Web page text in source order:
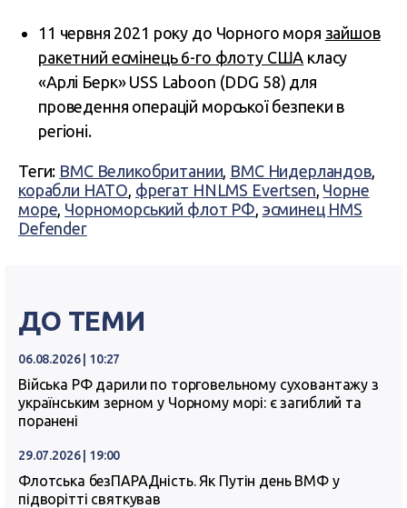
11 червня 2021 року до Чорного моря зайшов
ракетний есмінець 6-го флоту США класу
«Арлі Берк» USS Laboon (DDG 58) для
проведення операцій морської безпеки в
регіоні.
Теги: ВМС Великобритании, ВМС Нидерландов,
корабли НАТО, фрегат HNLMS Evertsen, Чорне
море, Чорноморський флот РФ, эсминец HMS
Defender
ДО ТЕМИ
06.08.2026 | 10:27
Війська РФ дарили по торговельному суховантажу з
українським зерном у Чорному морі: є загиблий та
поранені
29.07.2026 | 19:00
Флотська безПАРАДність. Як Путін день ВМФ у
підворітті святкував